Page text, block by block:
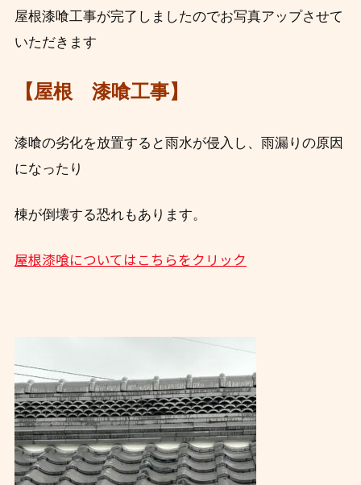
屋根漆喰工事が完了しましたのでお写真アップさせて
いただきます
【屋根 漆喰工事】
漆喰の劣化を放置すると雨水が侵入し、雨漏りの原因
になったり
棟が倒壊する恐れもあります。
屋根漆喰についてはこちらをクリック